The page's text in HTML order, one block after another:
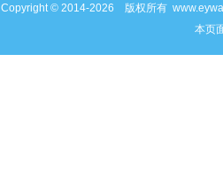
Copyright © 2014-2026 版权所有
本页